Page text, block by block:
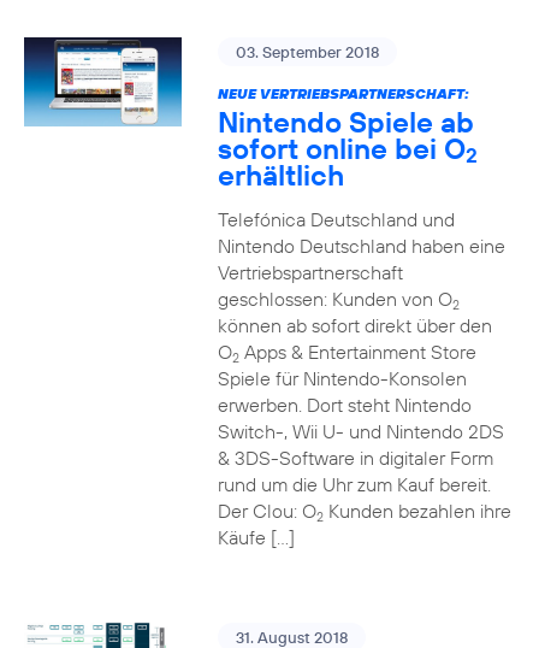
03. September 2018
NEUE VERTRIEBSPARTNERSCHAFT:
Nintendo Spiele ab
sofort online bei O2
erhältlich
Telefónica Deutschland und
Nintendo Deutschland haben eine
Vertriebspartnerschaft
geschlossen: Kunden von O2
können ab sofort direkt über den
O2Apps & Entertainment Store
Spiele für Nintendo-Konsolen
erwerben. Dort steht Nintendo
Switch-, Wii U- und Nintendo 2DS
& 3DS-Software in digitaler Form
rund um die Uhr zum Kauf bereit.
Der Clou: O2Kunden bezahlen ihre
Käufe […]
31. August 2018